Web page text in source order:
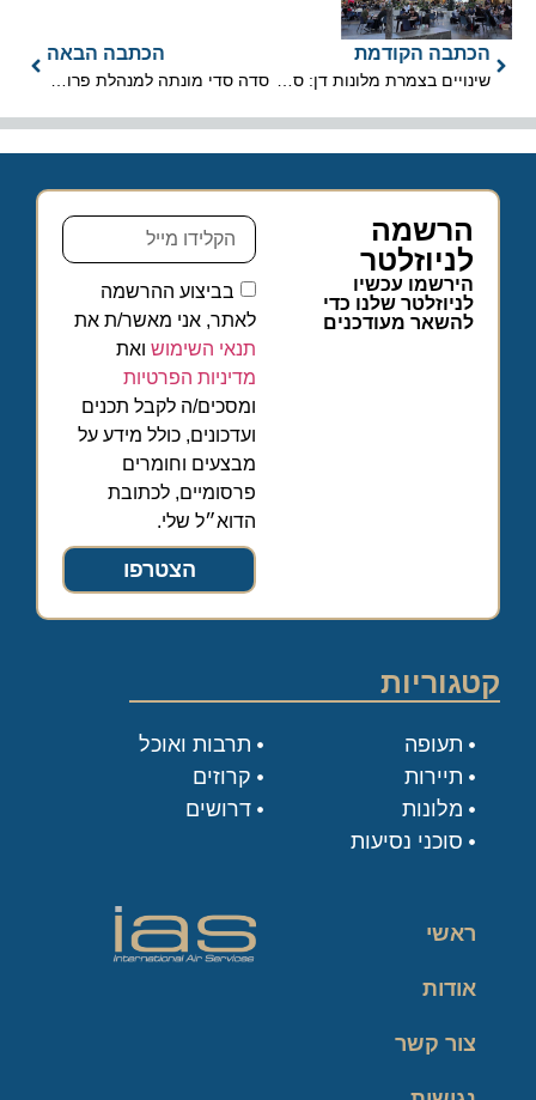
הכתבה הקודמת
שינויים בצמרת מלונות דן: סבב מינויים ניהולי נרחב ברשת
הכתבה הבאה
סדה סדי מונתה למנהלת פרויקטים בקבוצת דיזנהאוז
הרשמה
לניוזלטר
הירשמו עכשיו
לניוזלטר שלנו כדי
להשאר מעודכנים
בביצוע ההרשמה
לאתר, אני מאשר/ת את
תנאי השימושואת
מדיניות הפרטיות
ומסכים/ה לקבל תכנים
ועדכונים, כולל מידע על
מבצעים וחומרים
פרסומיים, לכתובת
הדוא״ל שלי.
הצטרפו
קטגוריות
תעופה
תיירות
מלונות
סוכני נסיעות
תרבות ואוכל
קרוזים
דרושים
ראשי
אודות
צור קשר